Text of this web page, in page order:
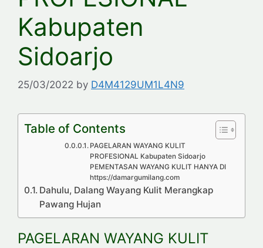
Kabupaten
Sidoarjo
25/03/2022 by D4M4129UM1L4N9
Table of Contents
PAGELARAN WAYANG KULIT
PROFESIONAL Kabupaten Sidoarjo
PEMENTASAN WAYANG KULIT HANYA DI
https://damargumilang.com
Dahulu, Dalang Wayang Kulit Merangkap
Pawang Hujan
PAGELARAN WAYANG KULIT